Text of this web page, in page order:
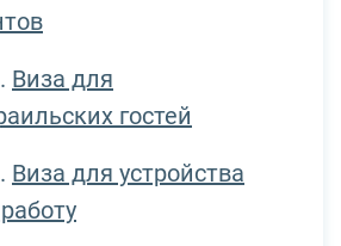
Виза для
гостей
Виза для устройства